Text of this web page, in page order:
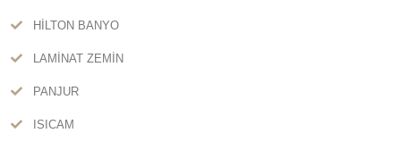
HİLTON BANYO
LAMİNAT ZEMİN
PANJUR
ISICAM